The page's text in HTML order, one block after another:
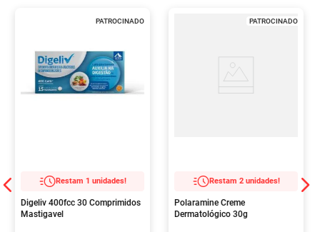
PATROCINADO
Restam 1 unidades!
Digeliv 400fcc 30 Comprimidos
Mastigavel
PATROCINADO
Restam 2 unidades!
Polaramine Creme
Dermatológico 30g